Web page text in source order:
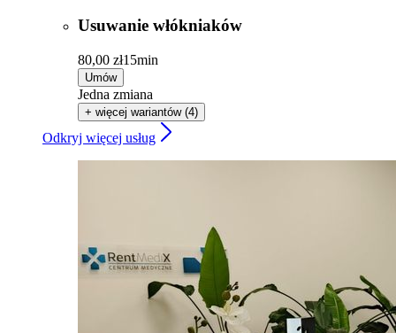
Usuwanie włókniaków
80,00 zł15min
Umów
Jedna zmiana
+ więcej wariantów (4)
Odkryj więcej usług